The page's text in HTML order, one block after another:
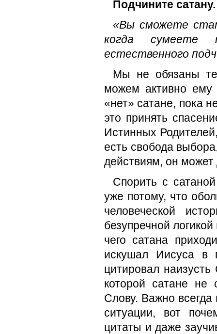
Подчините сатану.
«Вы сможете
когда сумеете
естественного
Мы не обязаны
можем активно ему
«нет» сатане, пока
это принять
Истинных
есть свобода
действиям, он может
Спорить с
уже потому, что
человеческой
безупречной
чего сатана
искушал Иисуса в
цитировал
которой сатане не
Слову. Важно
ситуации, вот
цитаты и даже